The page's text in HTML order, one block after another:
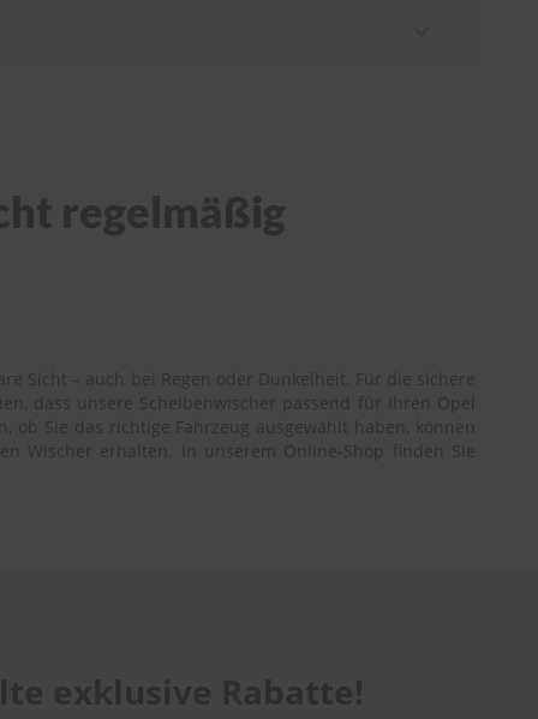
regelmäßig
Sicht – auch bei Regen oder Dunkelheit. Für die sichere
dass unsere Scheibenwischer passend für Ihren Opel
ob Sie das richtige Fahrzeug ausgewählt haben, können
Wischer erhalten. In unserem Online-Shop finden Sie